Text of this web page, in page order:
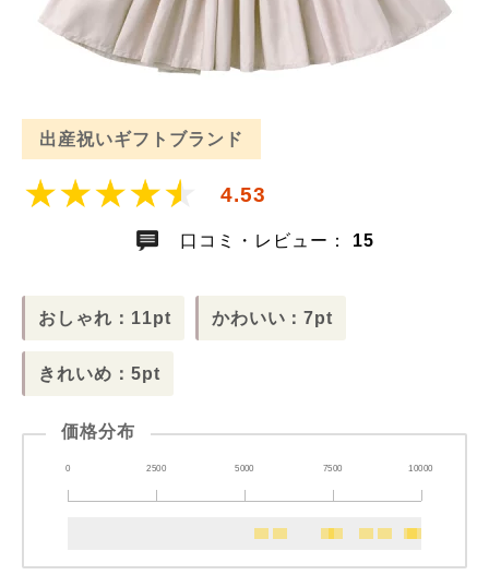
出産祝いギフトブランド
4.53
口コミ・レビュー： 15
おしゃれ：11pt かわいい：7pt
きれいめ：5pt
価格分布
0 2500 5000 7500 10000